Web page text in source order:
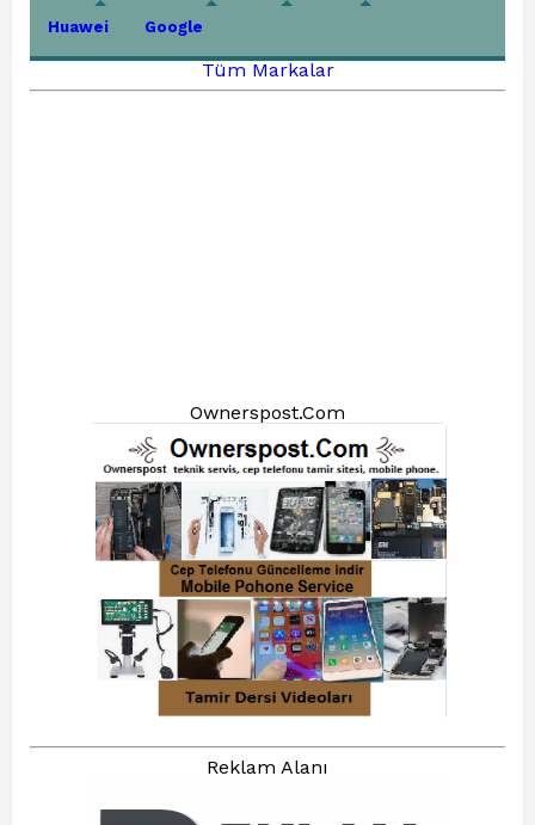
Huawei Google
Tüm Markalar
Ownerspost.Com
Reklam Alanı